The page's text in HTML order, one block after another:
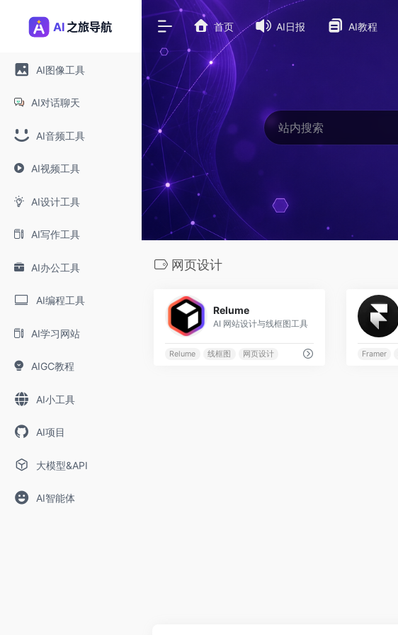
AI图像工具
AI对话聊天
AI音频工具
AI视频工具
AI设计工具
AI写作工具
AI办公工具
AI编程工具
AI学习网站
AIGC教程
AI小工具
AI项目
大模型&API
AI智能体
首页 AI日报 AI教程
网页设计
Relume
AI 网站设计与线框图工具
Relume 线框图 网页设计 Framer